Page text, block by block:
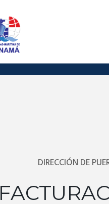
DIRECCIÓN DE